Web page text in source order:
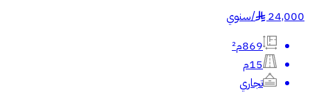
24,000
§
/سنوي
869م²
15م
تجاري